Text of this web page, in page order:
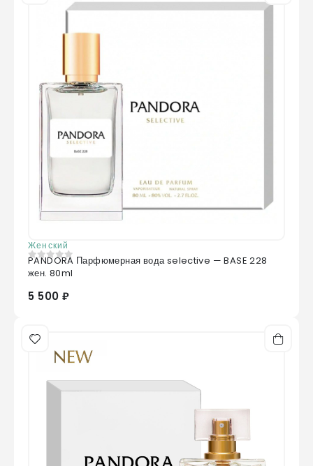
Женский
0 из 5
PANDORA Парфюмерная вода selective — BASE 228
жен. 80ml
5 500 ₽